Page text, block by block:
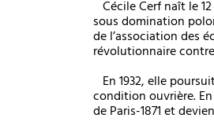
Cécile Cerf naît le
sous domination
de l’association des
révolutionnaire
En 1932, elle
condition ouvrière.
de Paris-1871 et